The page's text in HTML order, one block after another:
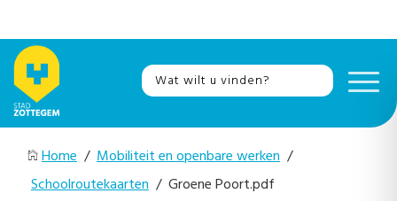
Home / Mobiliteit en openbare werken /
Schoolroutekaarten / Groene Poort.pdf